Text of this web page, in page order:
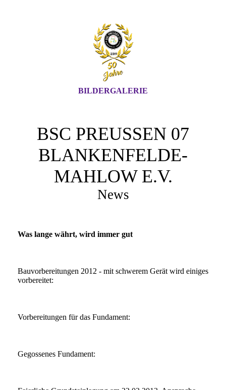
BILDERGALERIE
BSC PREUSSEN 07 B
LANKENFELDE-M
AHLOW E.V.
News
Was lange währt, wird immer gut
Bauvorbereitungen 2012 - mit schwerem Gerät wird einiges
vorbereitet:
Vorbereitungen für das Fundament:
Gegossenes Fundament: